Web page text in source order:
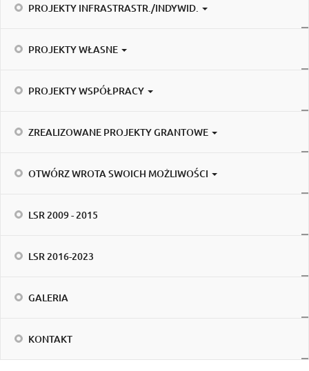
PROJEKTY INFRASTRASTR./INDYWID.
PROJEKTY WŁASNE
PROJEKTY WSPÓŁPRACY
ZREALIZOWANE PROJEKTY GRANTOWE
OTWÓRZ WROTA SWOICH MOŻLIWOŚCI
LSR 2009 - 2015
LSR 2016-2023
GALERIA
KONTAKT